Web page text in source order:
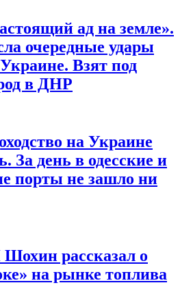
ад на земле».
очередные удары
Взят под
в ДНР
на Украине
За день в одесские и
порты не зашло ни
рассказал о
на рынке топлива